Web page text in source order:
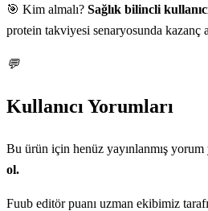
🎯 Kim almalı? Sağlık bilincli
protein takviyesi senaryosunda kazanç
💬
Kullanıcı Yorumları
Bu ürün için henüz yayınlanmış yorum
ol.
Fuub editör puanı uzman ekibimiz